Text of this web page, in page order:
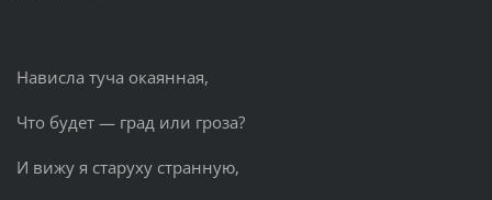
Нависла туча окаянная,
Что будет — град или гроза?
И вижу я старуху странную,